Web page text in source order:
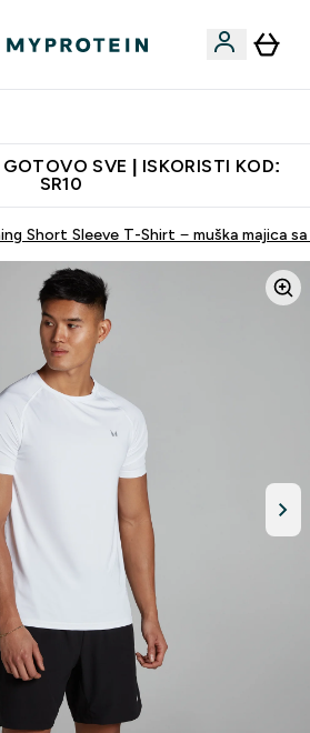
SVE | ISKORISTI KOD:
SR10
Short Sleeve T-Shirt − muška majica